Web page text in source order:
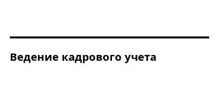
Ведение кадрового учета